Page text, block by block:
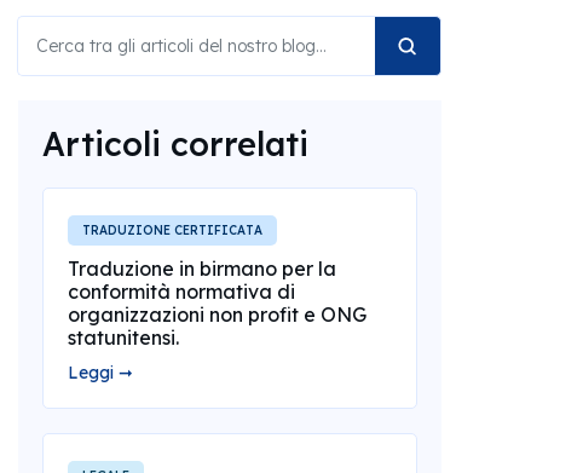
Articoli correlati
TRADUZIONE CERTIFICATA
Traduzione in birmano per la
conformità normativa di
organizzazioni non profit e ONG
statunitensi.
Leggi ➞